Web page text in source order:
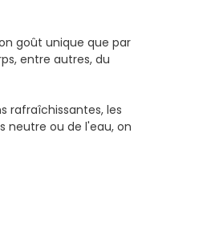
goût unique que par
entre autres, du
rafraîchissantes, les
neutre ou de l'eau, on